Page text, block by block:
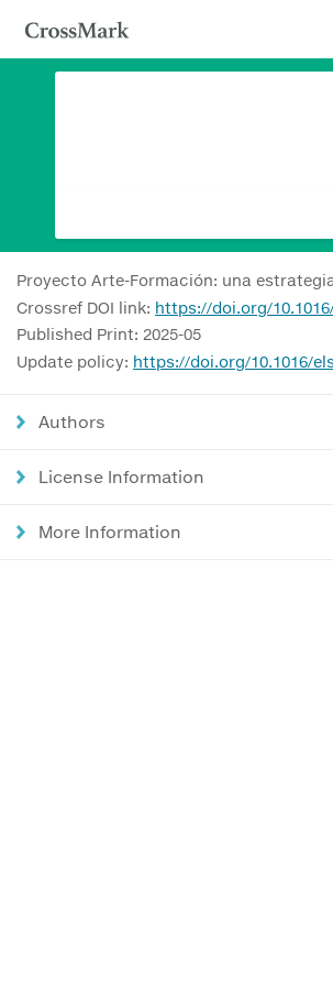
Proyecto Arte-Formación: una
Crossref DOI link: https://doi.org/
Published Print: 2025-05
Update policy: https://doi.org/10.1016/
Authors
License Information
More Information